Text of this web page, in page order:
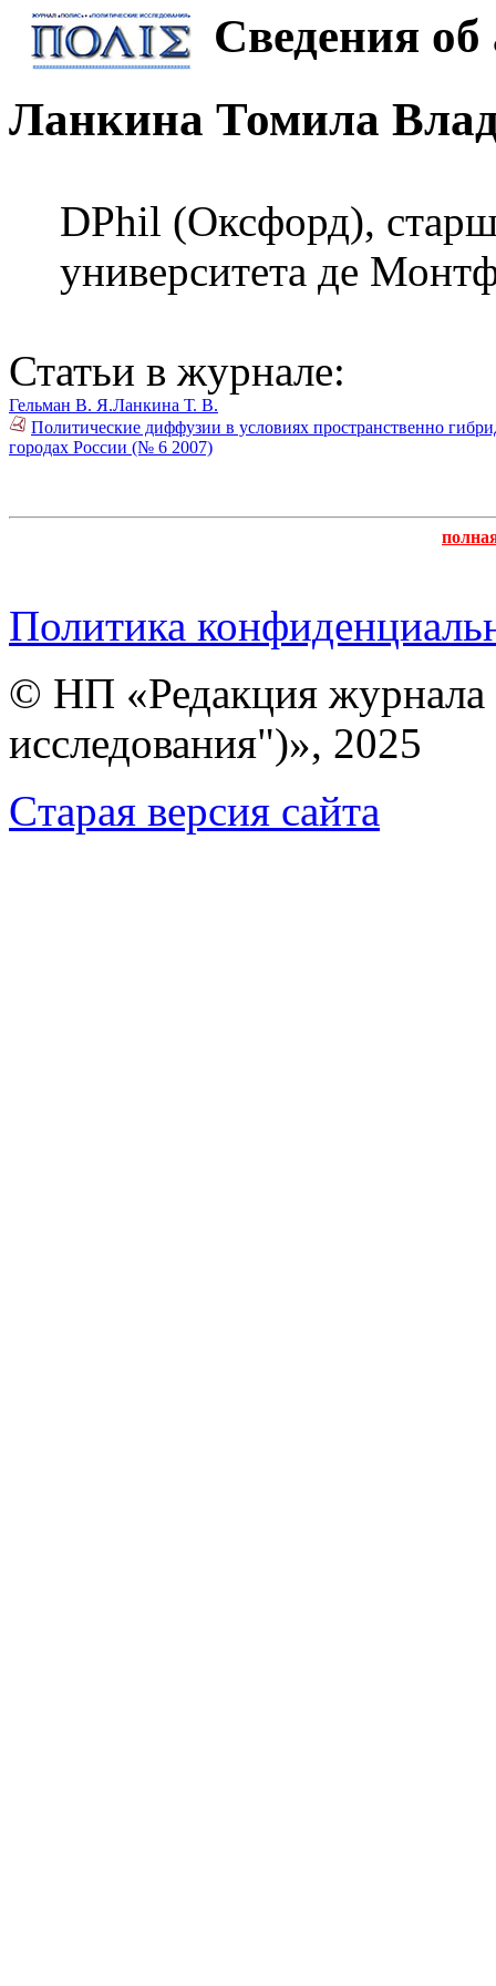
Сведения об
Ланкина Томила
DPhil (Оксфорд),
университета де
Статьи в журнале:
Гельман В. Я.Ланкина Т. В.
Политические диффузии в условиях пространственно
городах России (№ 6 2007)
Политика
© НП «Редакция
исследования")», 2025
Cтарая версия сайта